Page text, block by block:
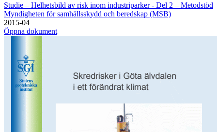
Studie – Helhetsbild av risk inom industriparker - Del 2 – Metodstöd
Myndigheten för samhällsskydd och beredskap (MSB)
2015-04
Öppna dokument